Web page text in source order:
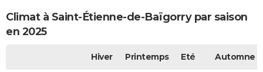
Climat à Saint-Étienne-de-Baïgorry par saison
en 2025
Hiver Printemps Eté Automne